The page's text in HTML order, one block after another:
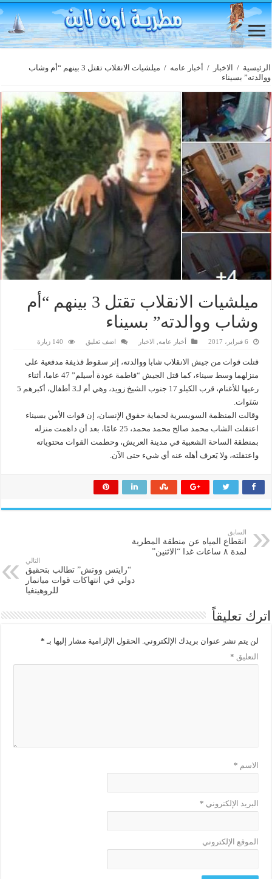
الرئيسية / الاخبار / أخبار عامه /
ميلشيات الانقلاب تقتل 3 بينهم “أم وشاب
ووالدته” بسيناء
ميلشيات الانقلاب تقتل 3 بينهم “أم
وشاب ووالدته” بسيناء
6 فبراير، 2017 أخبار عامه الاخبار اضف تعليق 140 زيارة
قتلت قوات من جيش الانقلاب شابا ووالدته، إثر سقوط قذيفة مدفعية على
منزلهما وسط سيناء، كما قتل الجيش “فاطمة عودة أسيلم” 47 عاما، أثناء
رعيها للأغنام، قرب الكيلو 17 جنوب الشيخ زويد، وهي أم لـ3 أطفال، أكبرهم 5
سَنَوات.
وقالت المنظمة السويسرية لحماية حقوق الإنسان، إن قوات الأمن بسيناء
اعتقلت الشاب محمد صالح محمد محمد، 25 عامًا، بعد أن داهمت منزله
بمنطقة الساحة الشعبية في مدينة العريش، وحطمت القوات محتوياته
واعتقلته، ولا يَعرف أهله عنه أي شيء حتى الآن.
السابق
انقطاع المياه عن منطقة المطرية
لمدة ٨ ساعات غدا “الاثنين”
التالي
“رايتس ووتش” تطالب بتحقيق
دولي في انتهاكات قوات ميانمار
للروهينغيا
اترك تعليقاً
لن يتم نشر عنوان بريدك الإلكتروني. الحقول الإلزامية مشار إليها بـ *
التعليق *
الاسم *
البريد الإلكتروني *
الموقع الإلكتروني